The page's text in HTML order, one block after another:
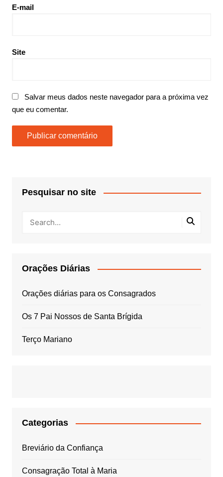
E-mail
Site
Salvar meus dados neste navegador para a próxima vez
que eu comentar.
Pesquisar no site
Orações Diárias
Orações diárias para os Consagrados
Os 7 Pai Nossos de Santa Brígida
Terço Mariano
Categorias
Breviário da Confiança
Consagração Total à Maria